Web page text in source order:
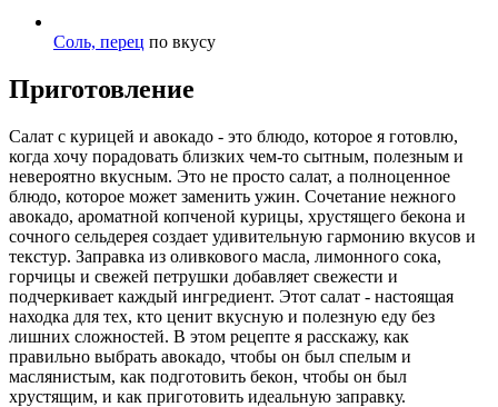
Соль, перец по вкусу
Приготовление
Салат с курицей и авокадо - это блюдо, которое я готовлю,
когда хочу порадовать близких чем-то сытным, полезным и
невероятно вкусным. Это не просто салат, а полноценное
блюдо, которое может заменить ужин. Сочетание нежного
авокадо, ароматной копченой курицы, хрустящего бекона и
сочного сельдерея создает удивительную гармонию вкусов и
текстур. Заправка из оливкового масла, лимонного сока,
горчицы и свежей петрушки добавляет свежести и
подчеркивает каждый ингредиент. Этот салат - настоящая
находка для тех, кто ценит вкусную и полезную еду без
лишних сложностей. В этом рецепте я расскажу, как
правильно выбрать авокадо, чтобы он был спелым и
маслянистым, как подготовить бекон, чтобы он был
хрустящим, и как приготовить идеальную заправку.